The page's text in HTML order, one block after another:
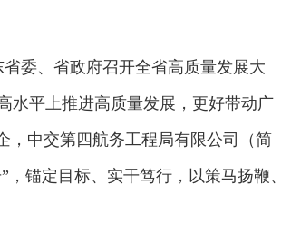
委、省政府召开全省高质量发展大
水平上推进高质量发展，更好带动广
，中交第四航务工程局有限公司（简
锚定目标、实干笃行，以策马扬鞭、